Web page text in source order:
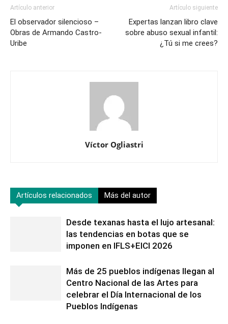
Artículo anterior
El observador silencioso –
Obras de Armando Castro-
Uribe
Artículo siguiente
Expertas lanzan libro clave
sobre abuso sexual infantil:
¿Tú si me crees?
Víctor Ogliastri
Artículos relacionados Más del autor
Desde texanas hasta el lujo artesanal:
las tendencias en botas que se
imponen en IFLS+EICI 2026
Más de 25 pueblos indígenas llegan al
Centro Nacional de las Artes para
celebrar el Día Internacional de los
Pueblos Indígenas